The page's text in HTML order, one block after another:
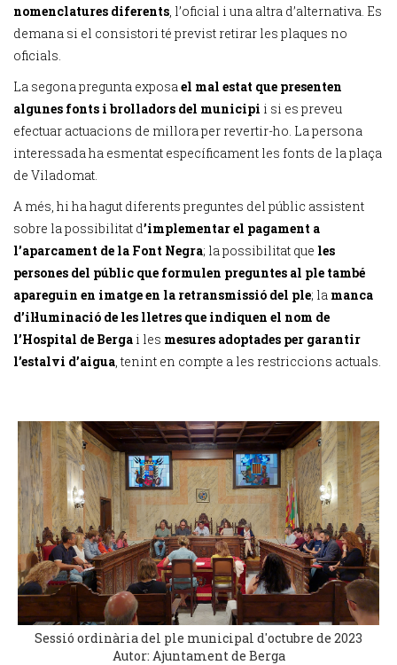
nomenclatures diferents, l’oficial i una altra d’alternativa. Es
demana si el consistori té previst retirar les plaques no
oficials.
La segona pregunta exposael mal estat que presenten
algunes fonts i brolladors del municipi i si es preveu
efectuar actuacions de millora per revertir-ho. La persona
interessada ha esmentat específicament les fonts de la plaça
de Viladomat.
A més, hi ha hagut diferents preguntes del públic assistent
sobre la possibilitat d’implementar el pagament a
l’aparcament de la Font Negra; la possibilitat que les
persones del públic que formulen preguntes al ple també
apareguin en imatge en la retransmissió del ple; la manca
d’il·luminació de les lletres que indiquen el nom de
l’Hospital de Berga i les mesures adoptades per garantir
l’estalvi d’aigua, tenint en compte a les restriccions actuals.
Sessió ordinària del ple municipal d'octubre de 2023
Autor: Ajuntament de Berga